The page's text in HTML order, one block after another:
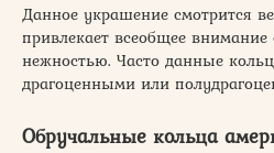
Данное украшение смотрится
привлекает всеобщее внимание
нежностью. Часто данные
драгоценными или
Обручальные кольца